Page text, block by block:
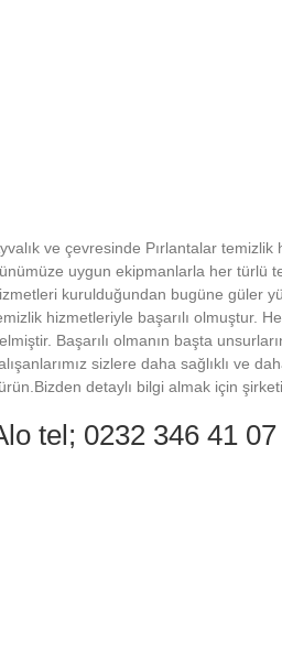
ve çevresinde Pırlantalar
uygun ekipmanlarla her türlü
kurulduğundan bugüne güler
hizmetleriyle başarılı olmuştur.
Başarılı olmanın başta
sizlere daha sağlıklı ve
detaylı bilgi almak için
tel; 0232 346 41